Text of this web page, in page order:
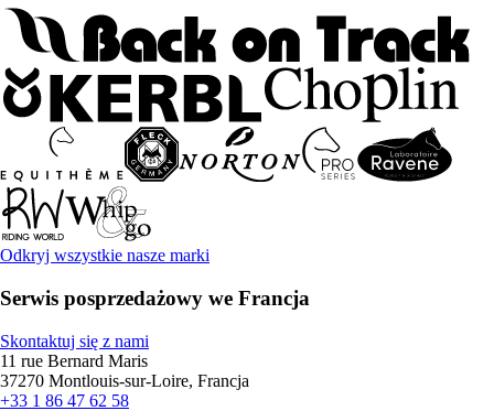
Odkryj wszystkie nasze marki
Serwis posprzedażowy we Francja
Skontaktuj się z nami
11 rue Bernard Maris
37270 Montlouis-sur-Loire, Francja
+33 1 86 47 62 58